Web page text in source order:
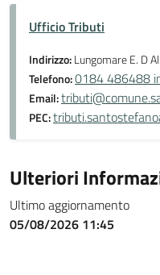
Ufficio Tributi
Indirizzo:Lungomare E. D
Telefono:0184 486488
Email:
PEC:
Ulteriori
Ultimo aggiornamento
05/08/2026 11:45